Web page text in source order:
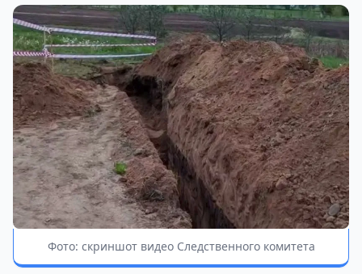
Фото: скриншот видео Следственного комитета